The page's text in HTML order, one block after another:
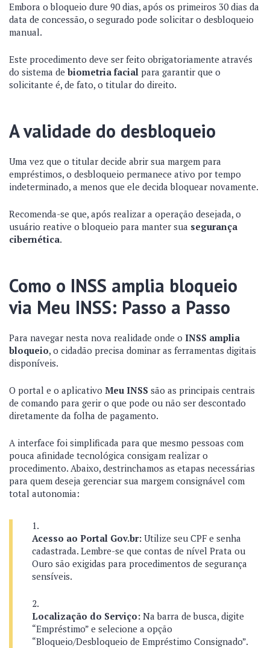
Embora o bloqueio dure 90 dias, após os primeiros 30 dias da
data de concessão, o segurado pode solicitar o desbloqueio
manual.
Este procedimento deve ser feito obrigatoriamente através
do sistema de biometria facial para garantir que o
solicitante é, de fato, o titular do direito.
A validade do desbloqueio
Uma vez que o titular decide abrir sua margem para
empréstimos, o desbloqueio permanece ativo por tempo
indeterminado, a menos que ele decida bloquear novamente.
Recomenda-se que, após realizar a operação desejada, o
usuário reative o bloqueio para manter sua segurança
cibernética.
Como o INSS amplia bloqueio
via Meu INSS: Passo a Passo
Para navegar nesta nova realidade onde o INSS amplia
bloqueio, o cidadão precisa dominar as ferramentas digitais
disponíveis.
O portal e o aplicativo Meu INSS são as principais centrais
de comando para gerir o que pode ou não ser descontado
diretamente da folha de pagamento.
A interface foi simplificada para que mesmo pessoas com
pouca afinidade tecnológica consigam realizar o
procedimento. Abaixo, destrinchamos as etapas necessárias
para quem deseja gerenciar sua margem consignável com
total autonomia:
Acesso ao Portal Gov.br: Utilize seu CPF e senha
cadastrada. Lembre-se que contas de nível Prata ou
Ouro são exigidas para procedimentos de segurança
sensíveis.
Localização do Serviço: Na barra de busca, digite
“Empréstimo” e selecione a opção
“Bloqueio/Desbloqueio de Empréstimo Consignado”.